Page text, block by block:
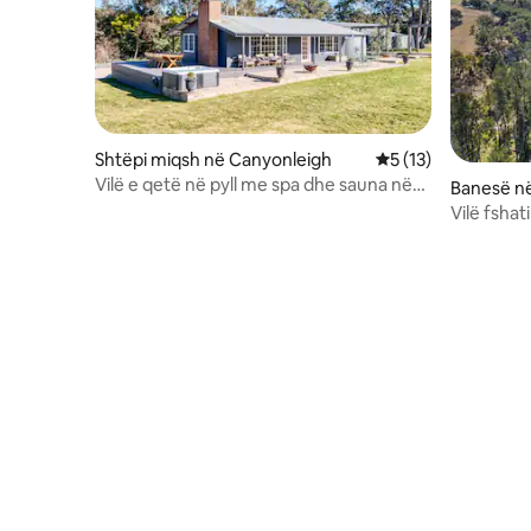
Shtëpi miqsh në Canyonleigh Vlerësimi mesatar
5 (13)
Vilë e qetë në pyll me spa dhe sauna në
Banesë
Vilë